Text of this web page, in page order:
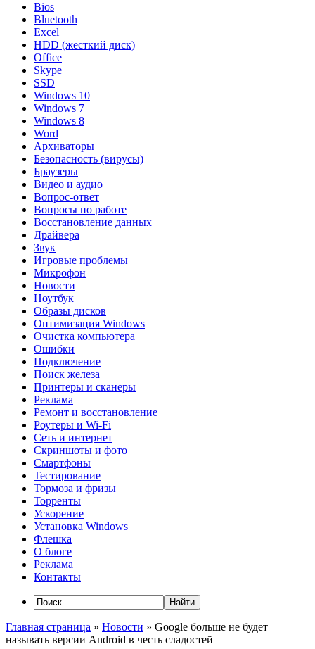
Bios
Bluetooth
Excel
HDD (жесткий диск)
Office
Skype
SSD
Windows 10
Windows 7
Windows 8
Word
Архиваторы
Безопасность (вирусы)
Браузеры
Видео и аудио
Вопрос-ответ
Вопросы по работе
Восстановление данных
Драйвера
Звук
Игровые проблемы
Микрофон
Новости
Ноутбук
Образы дисков
Оптимизация Windows
Очистка компьютера
Ошибки
Подключение
Поиск железа
Принтеры и сканеры
Реклама
Ремонт и восстановление
Роутеры и Wi-Fi
Сеть и интернет
Скриншоты и фото
Смартфоны
Тестирование
Тормоза и фризы
Торренты
Ускорение
Установка Windows
Флешка
О блоге
Реклама
Контакты
Главная страница » Новости » Google больше не будет
называть версии Android в честь сладостей